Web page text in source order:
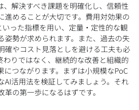
、解決すべき課題を明確化し、信頼性
進めることが大切です。費用対効果の
いった指標を用い、定量・定性的な観
姿勢が求められます。また、過去の失
確やコスト見落としを避ける工夫も必
わりではなく、継続的な改善と組織的
につながります。まずは小規模なPoC
AI活用法を検証してみましょう。それ
の第一歩になるはずです。